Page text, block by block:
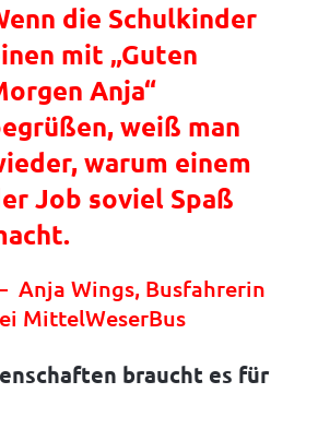
die Schulkinder
mit „Guten
Anja“
weiß man
warum einem
Job soviel Spaß
Anja Wings, Busfahrerin
MittelWeserBus
braucht es für